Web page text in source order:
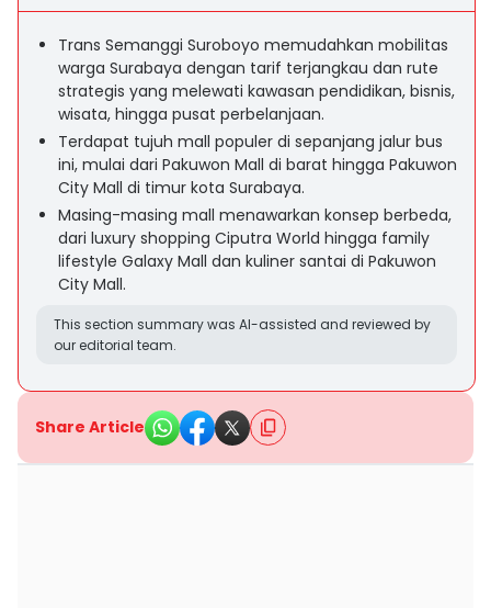
Trans Semanggi Suroboyo memudahkan mobilitas
warga Surabaya dengan tarif terjangkau dan rute
strategis yang melewati kawasan pendidikan, bisnis,
wisata, hingga pusat perbelanjaan.
Terdapat tujuh mall populer di sepanjang jalur bus
ini, mulai dari Pakuwon Mall di barat hingga Pakuwon
City Mall di timur kota Surabaya.
Masing-masing mall menawarkan konsep berbeda,
dari luxury shopping Ciputra World hingga family
lifestyle Galaxy Mall dan kuliner santai di Pakuwon
City Mall.
This section summary was AI-assisted and reviewed by
our editorial team.
Share Article